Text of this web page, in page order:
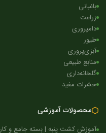
باغبانی
زراعت
دامپروری
طیور
آبزی‌پروری
منابع طبیعی
گلخانه‌داری
حشرات مفید
محصولات آموزشی
آموزش کشت پنبه | بسته جامع و